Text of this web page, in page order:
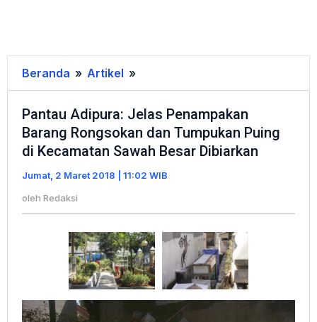
Beranda » Artikel »
Adipura:
Jelas
Penampakan
Barang
Rongsokan
Tumpukan
Puing
di
Kecamatan
Sawah
Besar
Pantau Adipura: Jelas Penampakan
Barang Rongsokan dan Tumpukan Puing
di Kecamatan Sawah Besar Dibiarkan
Jumat, 2 Maret 2018 | 11:02 WIB
oleh Redaksi